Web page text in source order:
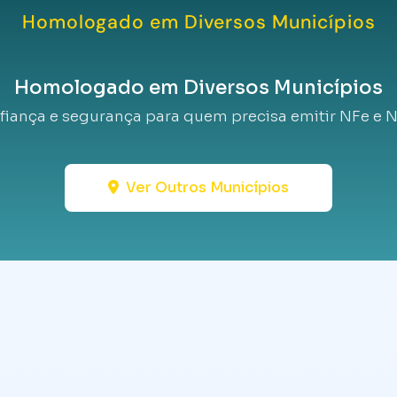
Homologado em Diversos Municípios
Homologado em Diversos Municípios
e segurança para quem precisa emitir NFe e
Ver Outros Municípios